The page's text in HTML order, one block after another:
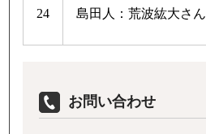
24 島田人：荒波紘大さん
お問い合わせ